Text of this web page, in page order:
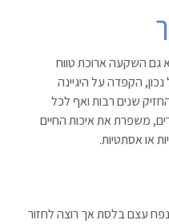
גם השקעה ארוכת טווח
הקפדה על היגיינה
שנים רבות ואף לכל
משפרת את איכות החיים
או אסתטיות.
עצם בלסת אך רוצה לחזור